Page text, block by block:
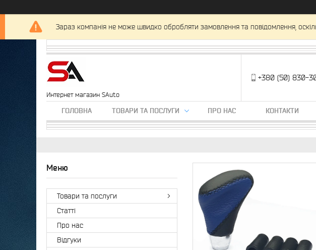
Зараз компанія не може швидко обробляти замовлення та повідомлення,
Интернет магазин SAuto
+380 (50) 830-
ГОЛОВНА ТОВАРИ ТА ПОСЛУГИ ПРО НАС КОНТАКТИ
Товари та послуги
Статті
Про нас
Відгуки